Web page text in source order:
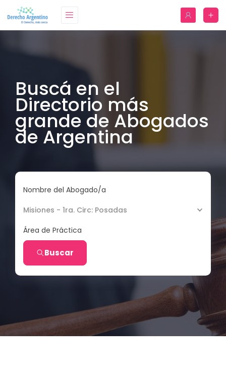
Buscá en el
Directorio más
grande de Abogados
de Argentina
Nombre del Abogado/a
Misiones - 1ra. Circ: Posadas
Área de Práctica
Buscar